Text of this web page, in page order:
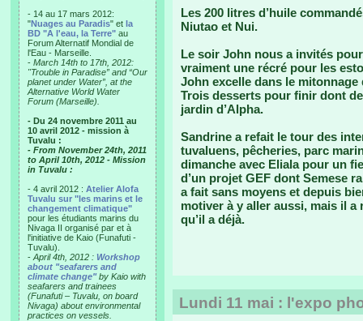
- 14 au 17 mars 2012:
"Nuages au Paradis" et la
BD "A l'eau, la Terre" au
Forum Alternatif Mondial de
l'Eau - Marseille.
- March 14th to 17th, 2012:
"Trouble in Paradise” and “Our
planet under Water”, at the
Alternative World Water
Forum (Marseille).
- Du 24 novembre 2011 au
10 avril 2012 - mission à
Tuvalu :
- From November 24th, 2011
to April 10th, 2012 - Mission
in Tuvalu :
- 4 avril 2012 : Atelier Alofa
Tuvalu sur "les marins et le
changement climatique"
pour les étudiants marins du
Nivaga II organisé par et à
l'initiative de Kaio (Funafuti -
Tuvalu).
- April 4th, 2012 : Workshop
about "seafarers and
climate change"by Kaio with
seafarers and trainees
(Funafuti – Tuvalu, on board
Nivaga) about environmental
practices on vessels.
Les 200 litres d’huile
Niutao et Nui.
Le soir John nous a invités
vraiment une récré pour les
John excelle dans le
Trois desserts pour finir dont
jardin d’Alpha.
Sandrine a refait le tour des
tuvaluens, pêcheries, parc
dimanche avec Eliala pour un
d’un projet GEF dont Semese
a fait sans moyens et depuis
motiver à y aller aussi, mais il
qu’il a déjà.
Lundi 11 mai : l'expo